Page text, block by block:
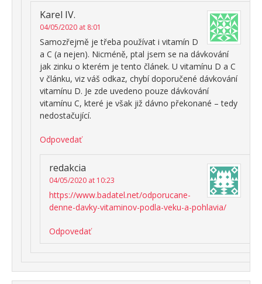
Karel IV.
04/05/2020 at 8:01
Samozřejmě je třeba používat i vitamín D
a C (a nejen). Nicméně, ptal jsem se na dávkování
jak zinku o kterém je tento článek. U vitamínu D a C
v článku, viz váš odkaz, chybí doporučené dávkování
vitamínu D. Je zde uvedeno pouze dávkování
vitamínu C, které je však již dávno překonané – tedy
nedostačující.
Odpovedať
redakcia
04/05/2020 at 10:23
https://www.badatel.net/odporucane-
denne-davky-vitaminov-podla-veku-a-pohlavia/
Odpovedať